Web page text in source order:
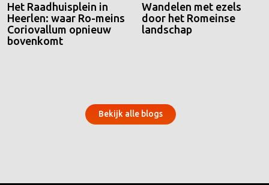
Het Raadhuisplein in
Heerlen: waar Ro-meins
Coriovallum opnieuw
bovenkomt
Wandelen met ezels
door het Romeinse
landschap
Bekijk alle blogs